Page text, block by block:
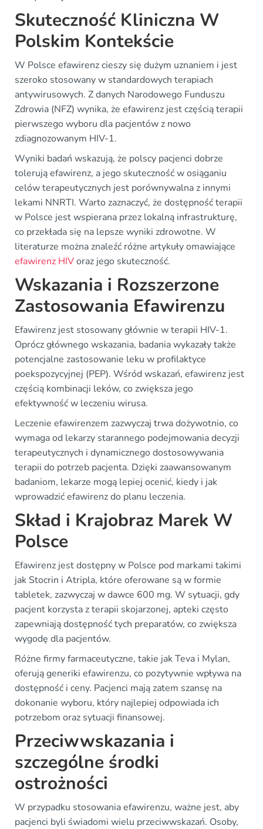
Skuteczność Kliniczna W
Polskim Kontekście
W Polsce efawirenz cieszy się dużym uznaniem i jest
szeroko stosowany w standardowych terapiach
antywirusowych. Z danych Narodowego Funduszu
Zdrowia (NFZ) wynika, że efawirenz jest częścią terapii
pierwszego wyboru dla pacjentów z nowo
zdiagnozowanym HIV-1.
Wyniki badań wskazują, że polscy pacjenci dobrze
tolerują efawirenz, a jego skuteczność w osiąganiu
celów terapeutycznych jest porównywalna z innymi
lekami NNRTI. Warto zaznaczyć, że dostępność terapii
w Polsce jest wspierana przez lokalną infrastrukturę,
co przekłada się na lepsze wyniki zdrowotne. W
literaturze można znaleźć różne artykuły omawiające
efawirenz HIVoraz jego skuteczność.
Wskazania i Rozszerzone
Zastosowania Efawirenzu
Efawirenz jest stosowany głównie w terapii HIV-1.
Oprócz głównego wskazania, badania wykazały także
potencjalne zastosowanie leku w profilaktyce
poekspozycyjnej (PEP). Wśród wskazań, efawirenz jest
częścią kombinacji leków, co zwiększa jego
efektywność w leczeniu wirusa.
Leczenie efawirenzem zazwyczaj trwa dożywotnio, co
wymaga od lekarzy starannego podejmowania decyzji
terapeutycznych i dynamicznego dostosowywania
terapii do potrzeb pacjenta. Dzięki zaawansowanym
badaniom, lekarze mogą lepiej ocenić, kiedy i jak
wprowadzić efawirenz do planu leczenia.
Skład i Krajobraz Marek W
Polsce
Efawirenz jest dostępny w Polsce pod markami takimi
jak Stocrin i Atripla, które oferowane są w formie
tabletek, zazwyczaj w dawce 600 mg. W sytuacji, gdy
pacjent korzysta z terapii skojarzonej, apteki często
zapewniają dostępność tych preparatów, co zwiększa
wygodę dla pacjentów.
Różne firmy farmaceutyczne, takie jak Teva i Mylan,
oferują generiki efawirenzu, co pozytywnie wpływa na
dostępność i ceny. Pacjenci mają zatem szansę na
dokonanie wyboru, który najlepiej odpowiada ich
potrzebom oraz sytuacji finansowej.
Przeciwwskazania i
szczególne środki
ostrożności
W przypadku stosowania efawirenzu, ważne jest, aby
pacjenci byli świadomi wielu przeciwwskazań. Osoby,